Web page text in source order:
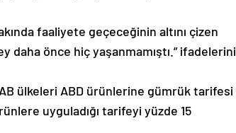
faaliyete geçeceğinin altını çizen
daha önce hiç yaşanmamıştı.” ifadelerini
ülkeleri ABD ürünlerine gümrük tarifesi
uyguladığı tarifeyi yüzde 15